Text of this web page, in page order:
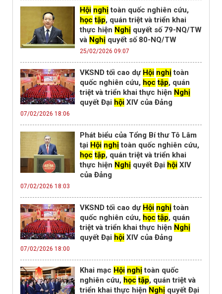
Hội nghị toàn quốc nghiên cứu,
học tập, quán triệt và triển khai
thực hiện Nghị quyết số 79-NQ/TW
và Nghị quyết số 80-NQ/TW
25/02/2026 09:07
VKSND tối cao dự Hội nghị toàn
quốc nghiên cứu, học tập, quán
triệt và triển khai thực hiện Nghị
quyết Đại hội XIV của Đảng
07/02/2026 18:06
Phát biểu của Tổng Bí thư Tô Lâm
tại Hội nghị toàn quốc nghiên cứu,
học tập, quán triệt và triển khai
thực hiện Nghị quyết Đại hội XIV
của Đảng
07/02/2026 18:03
VKSND tối cao dự Hội nghị toàn
quốc nghiên cứu, học tập, quán
triệt và triển khai thực hiện Nghị
quyết Đại hội XIV của Đảng
07/02/2026 18:00
Khai mạc Hội nghị toàn quốc
nghiên cứu, học tập, quán triệt và
triển khai thực hiện Nghị quyết Đại